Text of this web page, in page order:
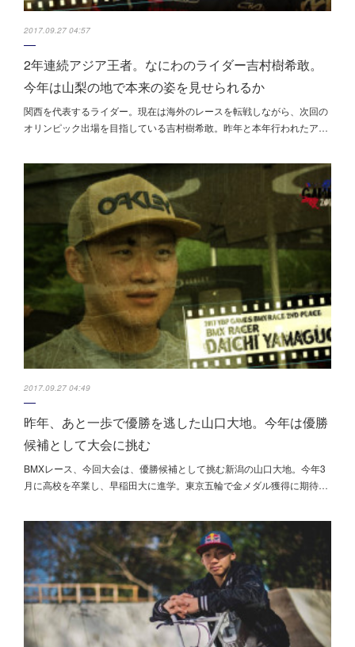
2017.09.27 04:57
2年連続アジア王者。なにわのライダー吉村樹希敢。
今年は山梨の地で本来の姿を見せられるか
関西を代表するライダー。現在は海外のレースを転戦しながら、次回の
オリンピック出場を目指している吉村樹希敢。昨年と本年行われたア…
2017.09.27 04:49
昨年、あと一歩で優勝を逃した山口大地。今年は優勝
候補として大会に挑む
BMXレース、今回大会は、優勝候補として挑む新潟の山口大地。今年3
月に高校を卒業し、早稲田大に進学。東京五輪で金メダル獲得に期待…